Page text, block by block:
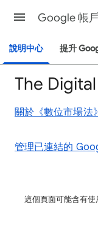
Google 帳
說明中心 提升
The
關於《數位市場法
管理已連結的
這個頁面可能含有使